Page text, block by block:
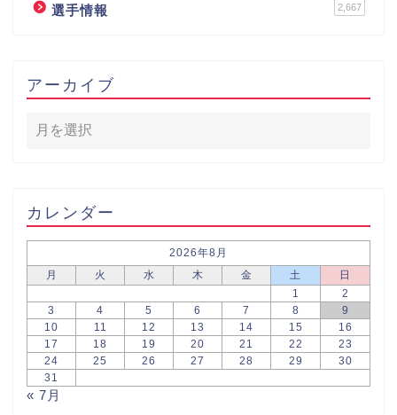
選手情報 2,667
アーカイブ
カレンダー
2026年8月
月
火 水 木 金 土
日
1
2
3
4 5 6 7 8
9
10
11 12 13 14 15
16
17
18 19 20 21 22
23
24
25 26 27 28 29
30
31
« 7月